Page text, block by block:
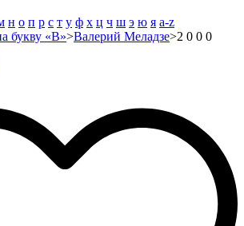
н о п р с т у ф х ц ч ш э ю я a-z
букву «В»>Валерий Меладзе>2 0 0 0